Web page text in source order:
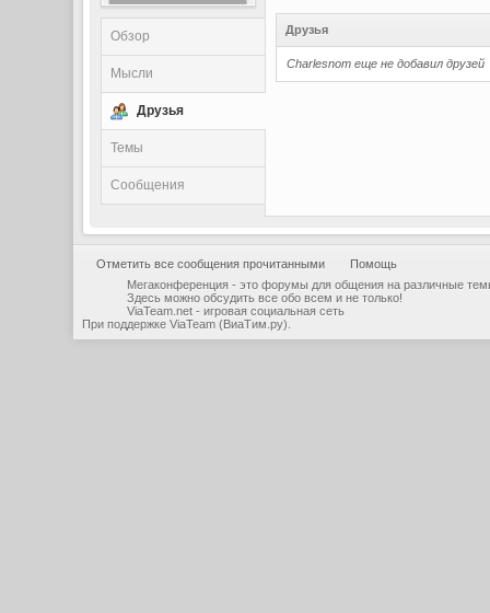
Обзор
Мысли
Друзья
Темы
Сообщения
Друзья
Charlesnom еще не добавил друзей
Отметить все сообщения прочитанными
Помощь
Мегаконференция - это форумы для общения на различные
Здесь можно обсудить все обо всем и не только!
ViaTeam.net - игровая социальная сеть
При поддержкеViaTeam (ВиаТим.ру)